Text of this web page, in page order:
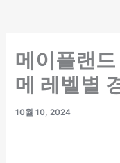
메이플랜
메 레벨별
10월 10, 2024